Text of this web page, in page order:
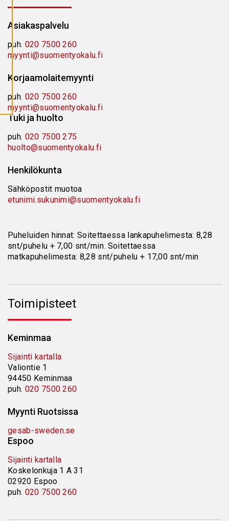
K
V
Ä
E
E
Asiakaspalvelu
puh. 020 7500 260
myynti@suomentyokalu.fi
Korjaamolaitemyynti
puh. 020 7500 260
myynti@suomentyokalu.fi
Tuki ja huolto
puh. 020 7500 275
huolto@suomentyokalu.fi
Henkilökunta
Sähköpostit muotoa
etunimi.sukunimi@suomentyokalu.fi
Puheluiden hinnat: Soitettaessa lankapuhelimesta: 8,28
snt/puhelu + 7,00 snt/min. Soitettaessa
matkapuhelimesta: 8,28 snt/puhelu + 17,00 snt/min
Toimipisteet
Keminmaa
Sijainti kartalla
Valiontie 1
94450 Keminmaa
puh. 020 7500 260
Myynti Ruotsissa
gesab-sweden.se
Espoo
Sijainti kartalla
Koskelonkuja 1 A 31
02920 Espoo
puh. 020 7500 260